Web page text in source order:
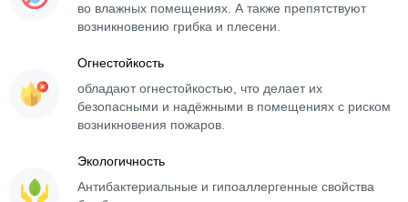
во влажных помещениях. А также препятствуют
возникновению грибка и плесени.
Огнестойкость
обладают огнестойкостью, что делает их
безопасными и надёжными в помещениях с риском
возникновения пожаров.
Экологичность
Антибактериальные и гипоаллергенные свойства